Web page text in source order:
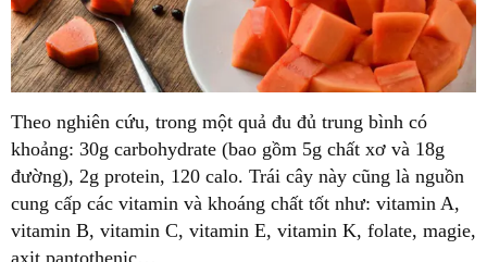
Theo nghiên cứu, trong một quả đu đủ trung bình có
khoảng: 30g carbohydrate (bao gồm 5g chất xơ và 18g
đường), 2g protein, 120 calo. Trái cây này cũng là nguồn
cung cấp các vitamin và khoáng chất tốt như: vitamin A,
vitamin B, vitamin C, vitamin E, vitamin K, folate, magie,
axit pantothenic…